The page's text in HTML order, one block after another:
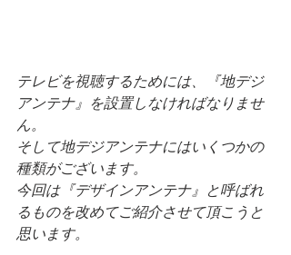
テレビを視聴するためには、『地デジ
アンテナ』を設置しなければなりませ
ん。
そして地デジアンテナにはいくつかの
種類がございます。
今回は『デザインアンテナ』と呼ばれ
るものを改めてご紹介させて頂こうと
思います。